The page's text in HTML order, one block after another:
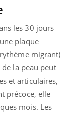
les 30 jours
plaque
migrant)
la peau peut
et articulaires,
précoce, elle
mois. Les